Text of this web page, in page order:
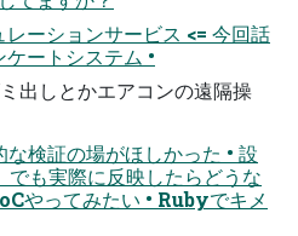
ーションサービス <= 今回話
ートシステム •
出しとかエアコンの遠隔操
検証の場がほしかった • 設
も実際に反映したらどうな
やってみたい • Rubyでキメ